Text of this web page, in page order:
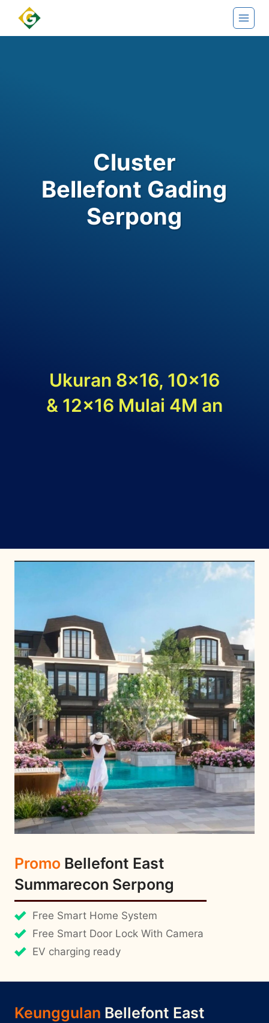
Cluster
Bellefont Gading
Serpong
Ukuran 8×16, 10×16
& 12×16 Mulai 4M an
Promo Bellefont East
Summarecon Serpong
Free Smart Home System
Free Smart Door Lock With Camera
EV charging ready
Keunggulan Bellefont East